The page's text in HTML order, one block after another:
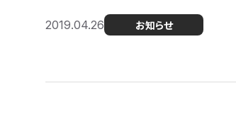
2019.04.26 お知らせ